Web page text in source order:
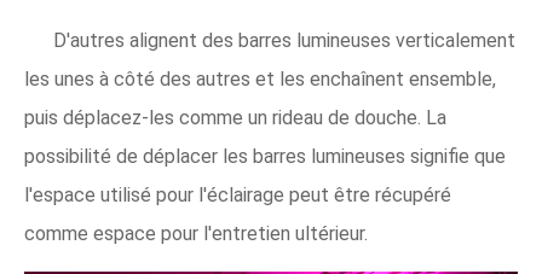
D'autres alignent des barres lumineuses verticalement
les unes à côté des autres et les enchaînent ensemble,
puis déplacez-les comme un rideau de douche. La
possibilité de déplacer les barres lumineuses signifie que
l'espace utilisé pour l'éclairage peut être récupéré
comme espace pour l'entretien ultérieur.